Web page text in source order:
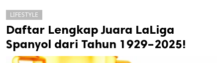
LIFESTYLE
Daftar Lengkap Juara LaLiga
Spanyol dari Tahun 1929–2025!